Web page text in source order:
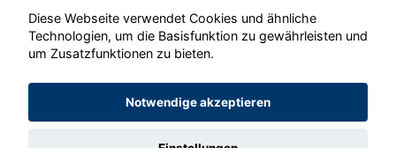
© konjunkturmotor.de GmbH 2020 - 2026
Diese Webseite verwendet Cookies und ähnliche
Technologien, um die Basisfunktion zu gewährleisten und
um Zusatzfunktionen zu bieten.
Notwendige akzeptieren